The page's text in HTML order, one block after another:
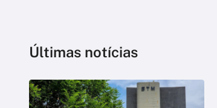
Últimas notícias